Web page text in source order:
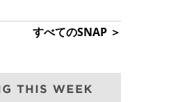
すべてのSNAP ＞